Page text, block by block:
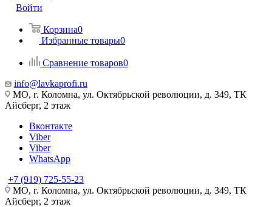
Войти
Корзина0
Избранные товары0
Сравнение товаров0
info@lavkaprofi.ru
МО, г. Коломна, ул. Октябрьской революции, д. 349, ТК
Айсберг, 2 этаж
Вконтакте
Viber
Viber
WhatsApp
+7 (919) 725-55-23
МО, г. Коломна, ул. Октябрьской революции, д. 349, ТК
Айсберг, 2 этаж